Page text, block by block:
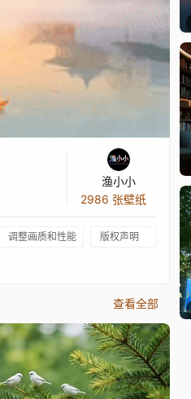
渔小小
2986 张壁纸
调整画质和性能 版权声明
查看全部